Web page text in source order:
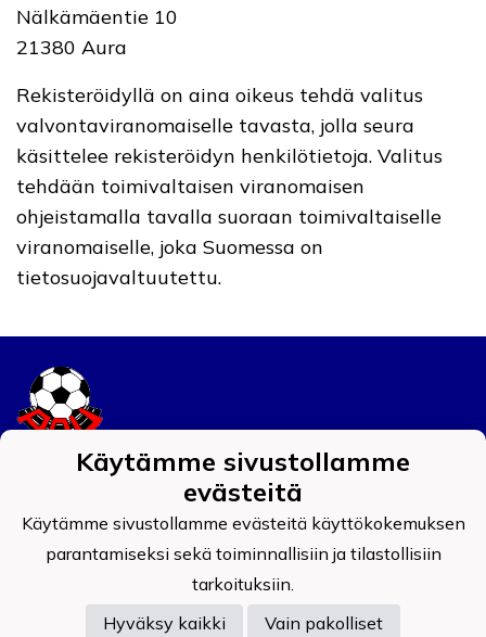
Nälkämäentie 10
21380 Aura
Rekisteröidyllä on aina oikeus tehdä valitus
valvontaviranomaiselle tavasta, jolla seura
käsittelee rekisteröidyn henkilötietoja. Valitus
tehdään toimivaltaisen viranomaisen
ohjeistamalla tavalla suoraan toimivaltaiselle
viranomaiselle, joka Suomessa on
tietosuojavaltuutettu.
Tietosuojaseloste
Auran Palokunnan Urheilijat ry
0908519-4
Käytämme sivustollamme
evästeitä
Käytämme sivustollamme evästeitä käyttökokemuksen
parantamiseksi sekä toiminnallisiin ja tilastollisiin
tarkoituksiin.
Hyväksy kaikki
Vain pakolliset